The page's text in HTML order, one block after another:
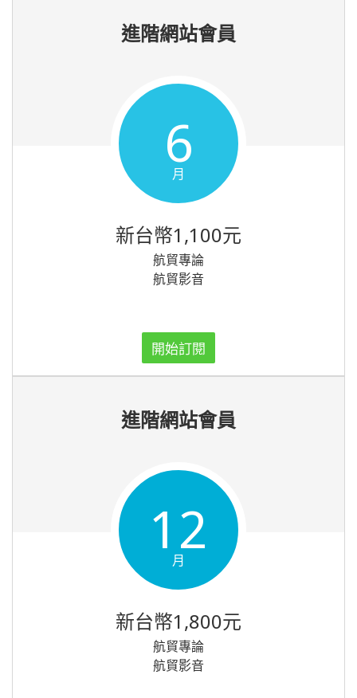
進階網站會員
6
月
新台幣1,100元
航貿專論
航貿影音
開始訂閱
進階網站會員
12
月
新台幣1,800元
航貿專論
航貿影音